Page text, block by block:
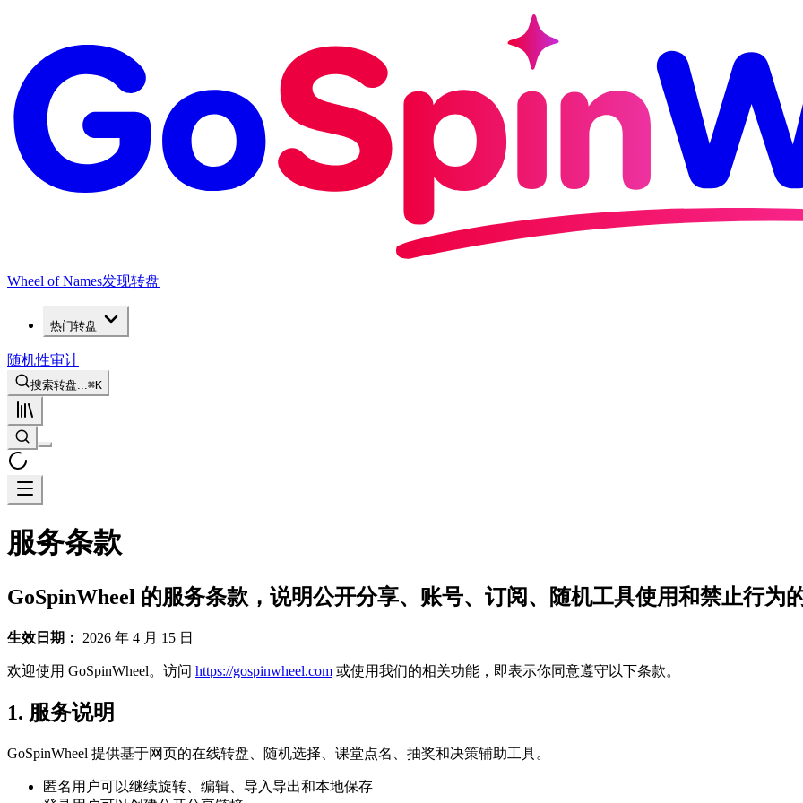
Wheel of Names发现转盘
热门转盘
随机性审计
搜索转盘... ⌘K
服务条款
GoSpinWheel 的服务条款，说明公开分享、账号、订阅、随机工具使用和禁止行为
生效日期： 2026 年 4 月 15 日
欢迎使用 GoSpinWheel。访问 https://gospinwheel.com 或使用我们的相关功能，即表示你同意遵守以下条款。
1. 服务说明
GoSpinWheel 提供基于网页的在线转盘、随机选择、课堂点名、抽奖和决策辅助工具。
匿名用户可以继续旋转、编辑、导入导出和本地保存